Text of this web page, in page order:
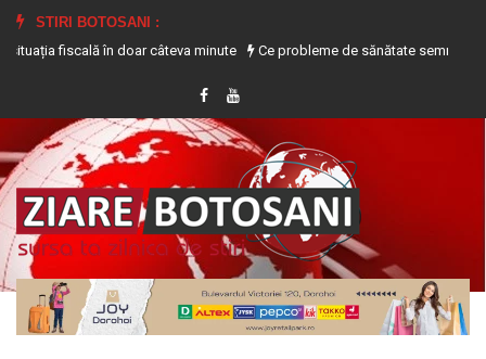
STIRI BOTOSANI :
în doar câteva minute
Ce probleme de sănătate semnalează